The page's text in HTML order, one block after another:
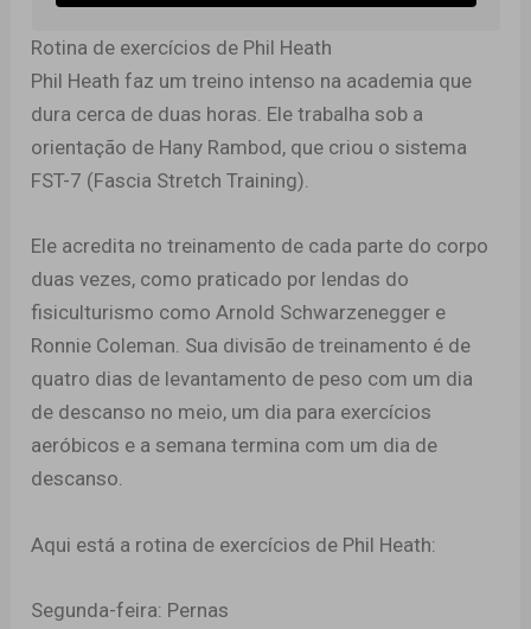
Rotina de exercícios de Phil Heath
Phil Heath faz um treino intenso na academia que
dura cerca de duas horas. Ele trabalha sob a
orientação de Hany Rambod, que criou o sistema
FST-7 (Fascia Stretch Training).
Ele acredita no treinamento de cada parte do corpo
duas vezes, como praticado por lendas do
fisiculturismo como Arnold Schwarzenegger e
Ronnie Coleman. Sua divisão de treinamento é de
quatro dias de levantamento de peso com um dia
de descanso no meio, um dia para exercícios
aeróbicos e a semana termina com um dia de
descanso.
Aqui está a rotina de exercícios de Phil Heath:
Segunda-feira: Pernas